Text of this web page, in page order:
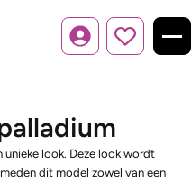
Inloggen
unieke look. Deze look wordt
dit model zowel van een